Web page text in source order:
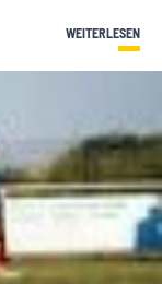
WEITERLESEN